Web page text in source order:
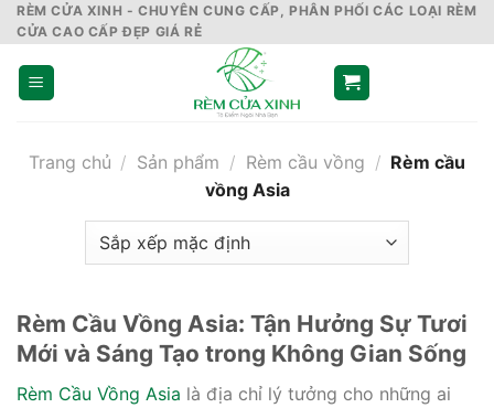
Skip
to
content
RÈM CỬA XINH - CHUYÊN CUNG CẤP, PHÂN PHỐI CÁC LOẠI RÈM
CỬA CAO CẤP ĐẸP GIÁ RẺ
Trang chủ / Sản phẩm / Rèm cầu vồng / Rèm cầu
vồng Asia
Rèm Cầu Vồng Asia: Tận Hưởng Sự Tươi
Mới và Sáng Tạo trong Không Gian Sống
Rèm Cầu Vồng Asia là địa chỉ lý tưởng cho những ai